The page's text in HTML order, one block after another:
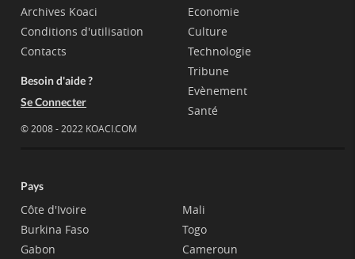
Archives Koaci
Conditions d'utilisation
Contacts
Besoin d'aide ?
Se Connecter
© 2008 - 2022 KOACI.COM
Economie
Culture
Technologie
Tribune
Evènement
Santé
Pays
Côte d'Ivoire
Burkina Faso
Gabon
Mali
Togo
Cameroun